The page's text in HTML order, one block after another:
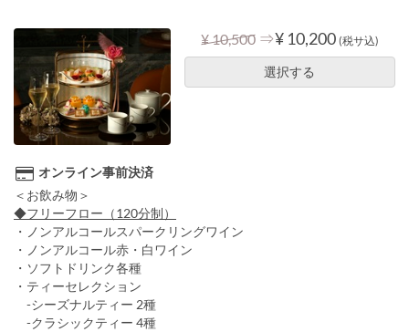
¥ 10,500 ⇒¥ 10,200 (税サ込)
選択する
オンライン事前決済
＜お飲み物＞
◆フリーフロー（120分制）
・ノンアルコールスパークリングワイン
・ノンアルコール赤・白ワイン
・ソフトドリンク各種
・ティーセレクション
-シーズナルティー 2種
-クラシックティー 4種